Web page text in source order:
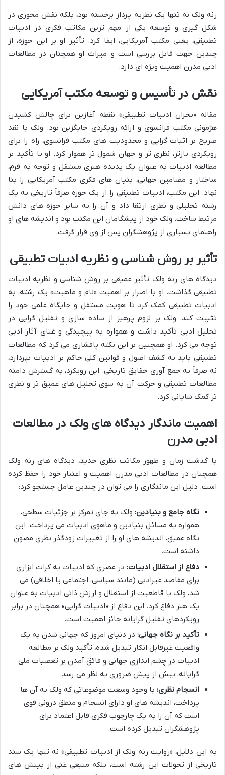
رنه ولک نه تنها یک نظریه پرداز برجسته بود، بلکه نقش محوری در
شکل گیری و توسعه یکی از مهم ترین مکاتب فکری در ادبیات
تطبیقی، یعنی مکتب آمریکایی، ایفا کرد. تأثیر او بر این حوزه، از
چندین جهت قابل بررسی است و میراث او همچنان در مطالعات
ادبی مدرن اهمیت ویژه ای دارد.
نقش در تأسیس و توسعه مکتب آمریکایی
مقاله «بحران ادبیات تطبیقی» نقطه آغازین برای چالش کشیدن
هژمونی مکتب فرانسوی و ارائه رویکردی جایگزین بود. ولک با نقد
صریح بر اثبات گرایی و محدودیت های مکتب فرانسوی، راه را برای
رویکردی بازتر، نظری تر و جهان شمول تر هموار کرد. او با تأکید بر
مطالعه ادبیات به عنوان یک پدیده هنری مستقل و توجه به فرم،
ساختار و مضامین جهانی، بنیان های فکری مکتب آمریکایی را بنا
نهاد. این مکتب، ادبیات تطبیقی را از یک حوزه صرفاً تاریخی به یک
رشته تحلیلی و نظری ارتقا داد و آن را به سایر حوزه های دانش
مرتبط ساخت. ولک خود از پیشگامان این مکتب بود و اندیشه های او
راهنمای بسیاری از پژوهشگران پس از وی قرار گرفت.
تأثیر بر روش شناسی و نظریه ادبیات تطبیقی
دیدگاه های رنه ولک تأثیر عمیقی بر روش شناسی و نظریه ادبیات
تطبیقی گذاشت. او با اصرار بر اهمیت «نام و ماهیت» یک رشته، به
ادبیات تطبیقی کمک کرد تا هویت مستقل و جایگاه علمی خود را
تثبیت کند. ولک بر لزوم پرهیز از ساده سازی و تقلیل گرایی در
تحلیل ادبی تأکید داشت و همواره به پیچیدگی و غنای آثار ادبی
توجه می کرد. او همچنین بر این نکته پافشاری می کرد که مطالعات
تطبیقی باید به کشف اصول و قوانین کلی حاکم بر ادبیات بپردازد،
نه صرفاً به جمع آوری حقایق تاریخی. این رویکرد، به گسترش دامنه
مطالعات تطبیقی و حرکت آن به سوی تحلیل های عمیق تر و نظری
تر کمک شایانی کرد.
اهمیت ماندگار دیدگاه های ولک در مطالعات
ادبی مدرن
با گذشت زمان و ظهور مکاتب نظری جدید، دیدگاه های رنه ولک
همچنان در مطالعات ادبی مدرن اهمیت و اعتبار خود را حفظ کرده
است. دلیل این ماندگاری را می توان در چندین عامل جستجو کرد:
نگاه جامع و بنیادین: ولک به جای تمرکز بر جزئیات سطحی،
همواره به مسائل بنیادین و ماهوی ادبیات می پرداخت. این
نگاه عمیق، اندیشه های او را از تغییرات زودگذر نظری مصون
داشته است.
دفاع از استقلال ادبیات: در عصری که ادبیات به کرات ابزاری
برای مقاصد غیرادبی (مانند سیاسی، اجتماعی یا اخلاقی) می
شد، ولک با قاطعیت از استقلال و ارزش ذاتی ادبیات به عنوان
یک هنر دفاع کرد. این دفاع از «ادبیات گرایی» همچنان در برابر
رویکردهای تقلیل گرایانه حائز اهمیت است.
تأکید بر نگاه جهانی: در دنیای امروز که جهانی شدن به یک
واقعیت غیرقابل انکار تبدیل شده، تأکید ولک بر مطالعه
ادبیات در چشم اندازی جهانی و فائق آمدن بر تعصبات ملی
گرایانه، بیش از پیش ضروری به نظر می رسد.
انسجام نظری: با وجود وسعت موضوعاتی که ولک به آن ها
پرداخت، اندیشه های او دارای انسجام و منطق درونی قوی
است که آن را به یک چارچوب فکری قابل اعتماد برای
پژوهشگران تبدیل کرده است.
به این دلایل، «روایت رنه ولک از ادبیات تطبیقی» نه تنها یک سند
تاریخی از تحولات این رشته است، بلکه منبعی غنی از بینش های